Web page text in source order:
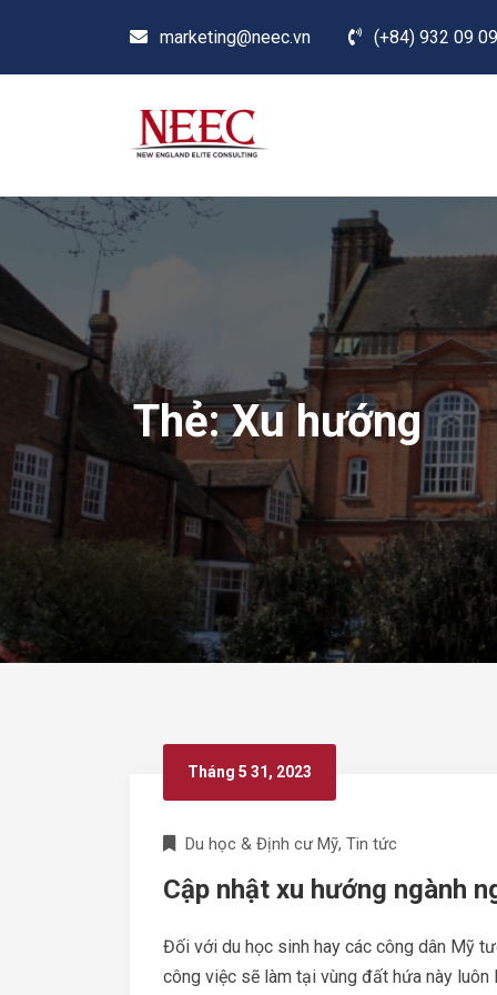
marketing@neec.vn (+84) 932 09
Thẻ:Xu hướng
Tháng 5 31, 2023
Du học & Định cư Mỹ, Tin tức
Cập nhật xu hướng ngành
Đối với du học sinh hay các công dân Mỹ
công việc sẽ làm tại vùng đất hứa này luôn